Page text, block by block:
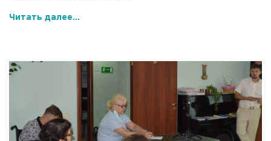
Читать далее...